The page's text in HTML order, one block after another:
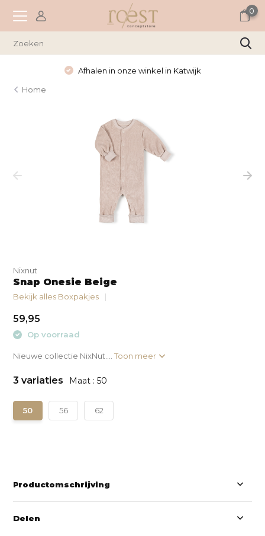
0
Wekelijks nieuwe items
Home
Nixnut
Snap Onesie Beige
Bekijk alles Boxpakjes
59,95
Op voorraad
Nieuwe collectie NixNut....Toon meer
3 variaties Maat : 50
50 56 62
Productomschrijving
Delen